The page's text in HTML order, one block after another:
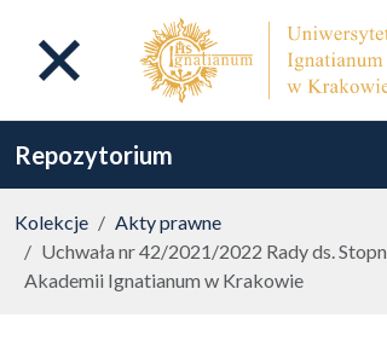
Repozytorium
Kolekcje
Akty prawne
Uchwała nr 42/2021/2022 Rady ds.
Akademii Ignatianum w Krakowie